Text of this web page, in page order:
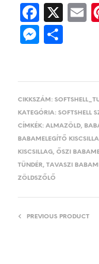
F
a
c
b
o
o
k
X
E
l
M
s
e
n
g
e
r
z
a
m
e
g
CIKKSZÁM:
KATEGÓRIA: SOFTSHELL
CÍMKÉK: ALMAZÖLD,
BABAMELEGÍTŐ
KISCSILLAG, ŐSZI
TÜNDÉR, TAVASZI
ZÖLDSZŐLŐ
PREVIOUS PRODUCT